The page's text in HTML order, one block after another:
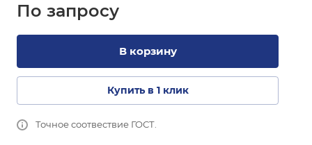
По запросу
В корзину
Купить в 1 клик
Точное соотвествие ГОСТ.